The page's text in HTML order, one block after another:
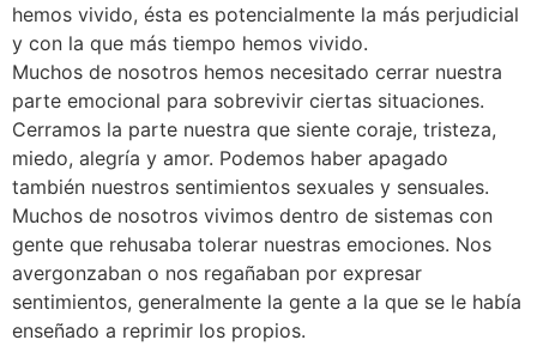
hemos vivido, ésta es potencialmente la más perjudicial
y con la que más tiempo hemos vivido.
Muchos de nosotros hemos necesitado cerrar nuestra
parte emocional para sobrevivir ciertas situaciones.
Cerramos la parte nuestra que siente coraje, tristeza,
miedo, alegría y amor. Podemos haber apagado
también nuestros sentimientos sexuales y sensuales.
Muchos de nosotros vivimos dentro de sistemas con
gente que rehusaba tolerar nuestras emociones. Nos
avergonzaban o nos regañaban por expresar
sentimientos, generalmente la gente a la que se le había
enseñado a reprimir los propios.